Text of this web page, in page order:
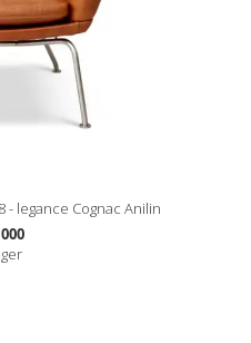
- legance Cognac Anilin